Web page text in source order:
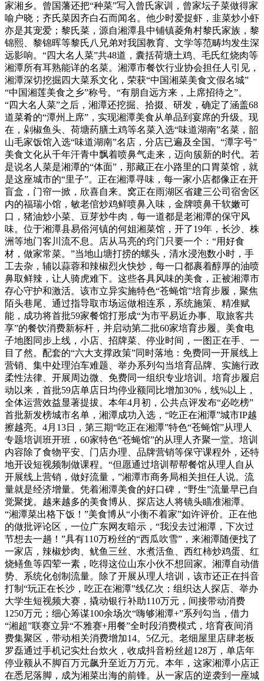
家湘乡。曾国藩还把“种菜”写入曾氏家训，曾家坛子菜做得家
喻户晓；齐氏菜因齐白石而闻名。他少时爱捉虾，韭菜炒小虾
亦是其宠爱；黎氏菜，源自湘潭县中铺镇菱角村黎氏家族，黎
锦熙、黎锦晖等黎氏八兄弟对我国教育、文学等范畴均发生深
远影响。“四大名人菜”共48道，囊括荷塘土鸡、毛氏红烧肉等
湘潭所有耳熟能详的名菜。湘潭市餐饮行业协会担任人引见，
湘潭深切挖掘四大菜系文化，荣获“中国湘菜美食文假名城”
“中国湘莲美食之乡”称号。“有朋自远方来，上席招待之”。
“四大名人菜”之后，湘潭还挖掘、拾掇、研发，确定了涵盖68
道菜肴的“潭州上席”，实现湘潭美食从单品到宴席的升级。现
在，剁椒鱼头、荷塘药膳土鸡等名菜入选“味道湖南”名菜，韶
山毛家饭馆入选“味道湖南”名店，分店已遍及全国。“潭字号”
美食文化从千年汗青中飘着喷鼻气走来，迈向簇新的时代。若
是说名人菜是湘潭的“体面”，那藏正在小路里的口胃菜馆，就
是这座城市的“里子”。正在湘潭寻味，每一家小店都像正在开
盲盒，门帘一掀，欣喜自来。窝正在雨湖区省建三公司宿舍区
内的福瑞小馆，敏老倌炒鸡鲜喷鼻入味，金牌喷鼻干软嫩可
口，猪油炒小菜、豆芽炒牛肉，每一道都是老湘潭的保守风
味。位于湘潭县易俗河镇的何姐湘菜馆，开了19年，长沙、株
洲等地门客川流不息。店从马亮的窍门只要一个：“用好食
材，做家常菜。”当地山塘打捞的螺头，清水浸泡数小时，手
工去杂，辅以蒜蓉和辣椒烈火快炒，每一口都裹着醇厚的油喷
鼻取鲜辣，让人骑虎难下。这些各具风味的美食，正被湘潭市
存心守护和激活。该市立异实施特色“苍蝇馆”培育步履，聚焦
陌头巷尾、通过指导取市场运做相连系，系统施策、精准赋
能，成功将首批59家餐馆打形成“为市平易近办事、取旅客共
享”的餐饮消费新标杆，并启动第二批60家培育步履。美食电
子地图同步上线，小店、招牌菜、停业时间，一图正在手、一
目了然。配套的“六大支撑政策”同时落地：免费同一开展线上
营销、集中处理泊车难题、举办系列勾当培育品牌、实施行政
柔性法律、开展周边微、免费同一组织专业培训。培育步履启
动以来，首批59店单店日均停业额同比增加30%，线%以上，
全体运营效益显著提拔。本年4月初，公共点评发布“必吃榜”
首批新发榜城市名单，湘潭成功入选，“吃正在湘潭”城市IP越
擦越亮。4月13日，第三期“吃正在湘潭”特色“苍蝇馆”从理人
专题培训班开班，60家特色“苍蝇馆”的从理人齐聚一堂。培训
内容除了食物平安、门店办理、品牌营销等保守课程外，还特
地开设短视频制做课程。“但愿通过培训帮帮餐馆从理人自从
开展线上营销，做好流量，”湘潭市商务局相关担任人说。流
量就是经济增量。凭着湘潭美食的好口碑，“野生”流量早已自
觉聚拢。越来越多的美食博从、探店达人将镜头瞄准湘潭。
“湘潭菜出格下饭！”美食博从“小衡不着家”如许评价。正在他
的做批评论区，一位广东网友暗示，“我没去过湘潭，下次过
节想去一趟！”具有110万粉丝的“西瓜吹雪”，来湘潭随便找了
一家店，辣椒炒肉、鱿鱼三丝、水煮活鱼、西红柿炒鸡蛋、红
烧鳝鱼等四荤一素，吃得这位山东小伙不想回家。湘潭自动借
势、系统化创制流量。除了开展从理人培训，该市还正在抖音
打制“玩正在长沙，吃正在湘潭”线亿次；组织达人探店、举办
大学生短视频大赛，撬动银行补助110万元，间接带动消费
1250万元；细心筹谋100余场次“嗨够湘潭+”系列勾当，借力
“湘超”联赛立异“不雅赛+用餐”全时段消费模式，培育夜间消
费集聚区，带动相关消费增加14。5亿元。老细屋里店肆老板
罗磊通过手机记实灶台炊火，收成抖音粉丝超128万，单店年
停业额从不脚百万元飙升至近万万元。本年，这家湘潭小店正
在悉尼落脚，成为湘菜出海的前锋。从一家店的逆袭到一座城